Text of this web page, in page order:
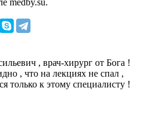
medby.su.
, врач-хирург от Бога !
, что на лекциях не спал ,
только к этому специалисту !